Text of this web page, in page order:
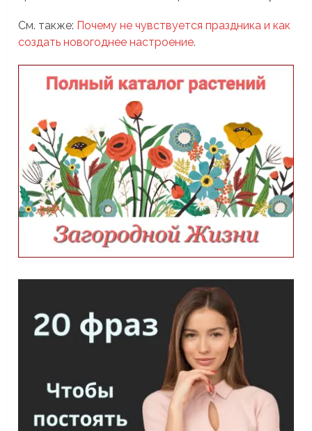
См. также: Почему не чувствуется праздника и как
создать новогоднее настроение.